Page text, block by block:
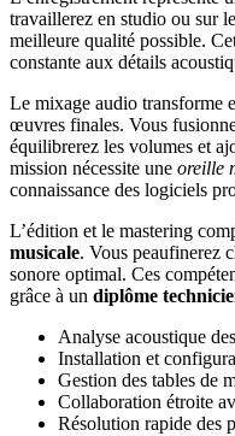
travaillerez en studio ou sur
meilleure qualité possible.
constante aux détails
Le mixage audio transforme
œuvres finales. Vous
équilibrerez les volumes et
mission nécessite une oreille
connaissance des logiciels
L’édition et le mastering
musicale. Vous peaufinerez
sonore optimal. Ces
grâce à un diplôme
Analyse acoustique
Installation et
Gestion des tables de
Collaboration étroite
Résolution rapide des